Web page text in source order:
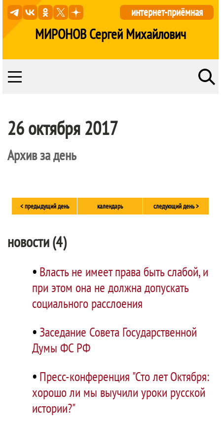
МИРОНОВ Сергей Михайлович
интернет-приёмная
26 октября 2017
Архив за день
< предыдущий день календарь следующий день >
новости (4)
• Власть не имеет права быть слабой, и
при этом она не должна допускать
социального расслоения
• Заседание Совета Государственной
Думы ФС РФ
• Пресс-конференция "Сто лет Октября:
хорошо ли мы выучили уроки русской
истории?"